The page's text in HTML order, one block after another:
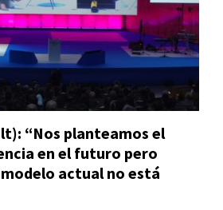
“Nos planteamos el
en el futuro pero
actual no está